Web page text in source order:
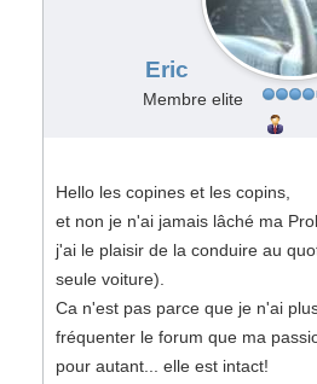
Eric
Membre elite
Hello les copines et les copins,
et non je n'ai jamais lâché ma
j'ai le plaisir de la conduire au
seule voiture).
Ca n'est pas parce que je n'ai
fréquenter le forum que ma
pour autant... elle est intact!